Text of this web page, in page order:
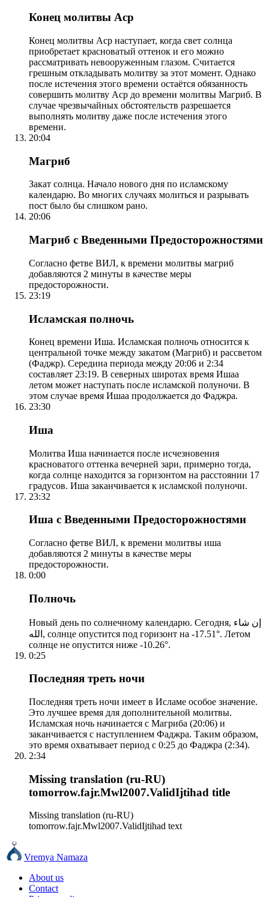
Конец молитвы Аср
Конец молитвы Аср наступает, когда свет солнца
приобретает красноватый оттенок и его можно
рассматривать невооруженным глазом. Считается
грешным откладывать молитву за этот момент. Однако
после истечения этого времени остаётся обязанность
совершить молитву Аср до времени молитвы Магриб. В
случае чрезвычайных обстоятельств разрешается
выполнять молитву даже после истечения этого
времени.
20:04
Магриб
Закат солнца. Начало нового дня по исламскому
календарю. Во многих случаях молиться и разрывать
пост было бы слишком рано.
20:06
Магриб с Введенными Предосторожностями
Согласно фетве ВИЛ, к времени молитвы магриб
добавляются 2 минуты в качестве меры
предосторожности.
23:19
Исламская полночь
Конец времени Иша. Исламская полночь относится к
центральной точке между закатом (Магриб) и рассветом
(Фаджр). Середина периода между 20:06 и 2:34
составляет 23:19. В северных широтах время Ишаа
летом может наступать после исламской полуночи. В
этом случае время Ишаа продолжается до Фаджра.
23:30
Иша
Молитва Иша начинается после исчезновения
красноватого оттенка вечерней зари, примерно тогда,
когда солнце находится за горизонтом на расстоянии 17
градусов. Иша заканчивается к исламской полуночи.
23:32
Иша с Введенными Предосторожностями
Согласно фетве ВИЛ, к времени молитвы иша
добавляются 2 минуты в качестве меры
предосторожности.
0:00
Полночь
Новый день по солнечному календарю. Сегодня, إن شاء
الله, солнце опустится под горизонт на -17.51°. Летом
солнце не опустится ниже -10.26°.
0:25
Последняя треть ночи
Последняя треть ночи имеет в Исламе особое значение.
Это лучшее время для дополнительной молитвы.
Исламская ночь начинается с Магриба (20:06) и
заканчивается с наступлением Фаджра. Таким образом,
это время охватывает период с 0:25 до Фаджра (2:34).
2:34
Missing translation (ru-RU)
tomorrow.fajr.Mwl2007.ValidIjtihad title
Missing translation (ru-RU)
tomorrow.fajr.Mwl2007.ValidIjtihad text
Vremya Namaza
About us
Contact